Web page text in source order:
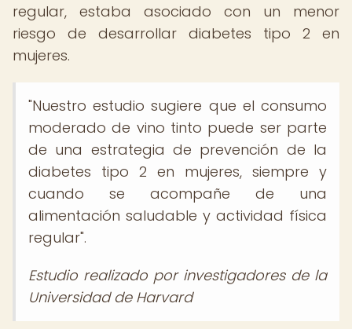
regular, estaba asociado con un menor
riesgo de desarrollar diabetes tipo 2 en
mujeres.
"Nuestro estudio sugiere que el consumo
moderado de vino tinto puede ser parte
de una estrategia de prevención de la
diabetes tipo 2 en mujeres, siempre y
cuando se acompañe de una
alimentación saludable y actividad física
regular".
Estudio realizado por investigadores de la
Universidad de Harvard